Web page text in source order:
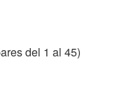
del 1 al 45)